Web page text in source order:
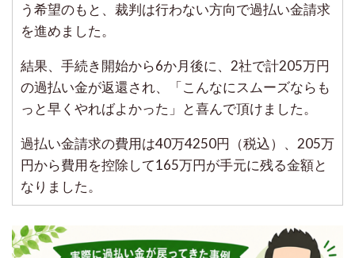
う希望のもと、裁判は行わない方向で過払い金請求
を進めました。
結果、手続き開始から6か月後に、2社で計205万円
の過払い金が返還され、「こんなにスムーズならも
っと早くやればよかった」と喜んで頂けました。
過払い金請求の費用は40万4250円（税込）、205万
円から費用を控除して165万円が手元に残る金額と
なりました。